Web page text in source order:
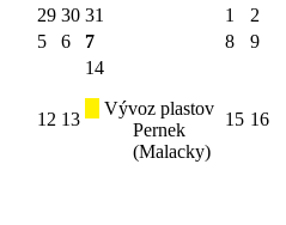
29 30 31 1
2
5 6 7 8 9
12 13
14
Vývoz plastov
Pernek
(Malacky)
15 16